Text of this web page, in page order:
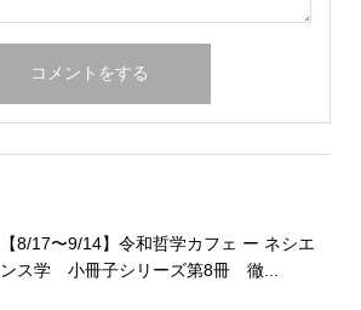
【8/17〜9/14】令和哲学カフェ ー ネシエ
ンス学 小冊子シリーズ第8冊 徹...